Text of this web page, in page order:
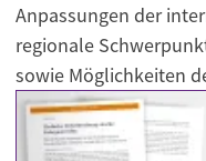
Anpassungen der
regionale
sowie Möglichkeiten